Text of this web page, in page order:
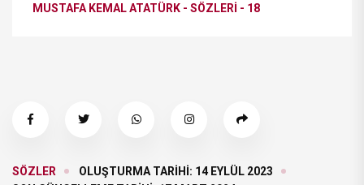
MUSTAFA KEMAL ATATÜRK - SÖZLERI - 18
SÖZLER
OLUŞTURMA TARIHI: 14 EYLÜL 2023